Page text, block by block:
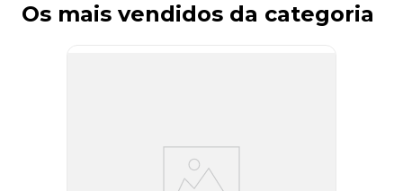
Os mais vendidos da categoria